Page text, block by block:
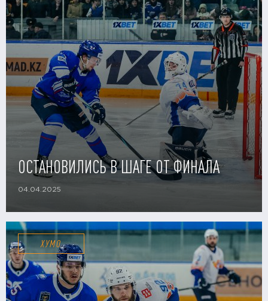
ОСТАНОВИЛИСЬ В ШАГЕ ОТ ФИНАЛА
04.04.2025
ХУМО